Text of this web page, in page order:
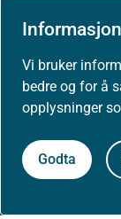
Vi bruker
bedre og for å
opplysninger
Godta
Høringer
Presse
Om